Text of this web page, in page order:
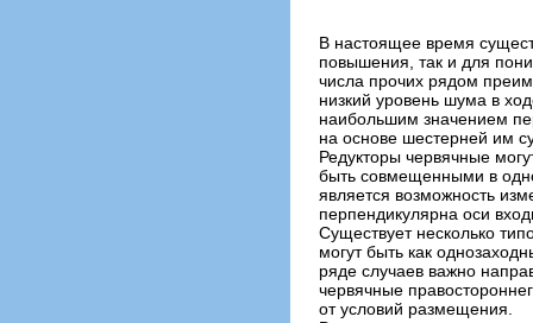
В настоящее время
повышения, так и для
числа прочих рядом
низкий уровень шума в
наибольшим значением
на основе шестерней им
Редукторы червячные
быть совмещенными в
является возможность
перпендикулярна оси
Существует несколько
могут быть как
ряде случаев важно
червячные
от условий размещения.